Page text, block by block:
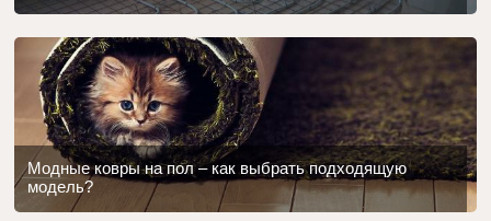
Модные ковры на пол – как выбрать подходящую
модель?